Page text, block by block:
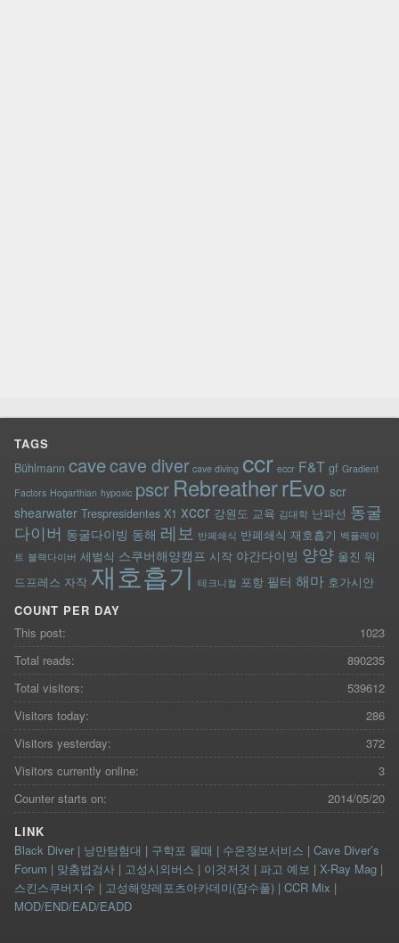
TAGS
Bühlmann cavecave diver cave diving ccr eccr F&T gf Gradient
Factors Hogarthian hypoxic pscr RebreatherrEvo scr
shearwater Trespresidentes X1 xccr 강원도 교육 김대학 난파선 동굴
다이버 동굴다이빙 동해 레보 반폐쇄식 반폐쇄식 재호흡기 백플레이
트 블랙다이버 세벌식 스쿠버해양캠프 시작 야간다이빙 양양 울진 워
드프레스 자작 재호흡기 테크니컬 포항 필터 해마 호가시안
COUNT PER DAY
1023
This post:
890235
Total reads:
539612
Total visitors:
286
Visitors today:
372
Visitors yesterday:
3
Visitors currently online:
2014/05/20
Counter starts on:
LINK
Black Diver| 낭만탐험대 | 구학포 물때 | 수온정보서비스 | Cave Diver’s
Forum | 맞춤법검사| 고성시외버스 | 이것저것 | 파고 예보 | X-Ray Mag|
스킨스쿠버지수 | 고성해양레포츠아카데미(잠수풀)| CCR Mix |
MOD/END/EAD/EADD